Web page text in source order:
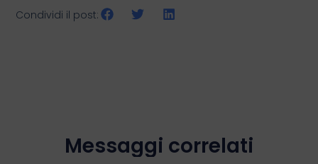
Condividi il post:
Messaggi correlati